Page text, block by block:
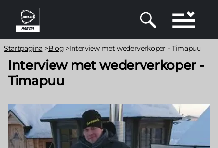
Overslaan
naar
de
inhoud
gaan
Kruimelpad
Startpagina >Blog >Interview met wederverkoper - Timapuu
Interview met wederverkoper -
Timapuu